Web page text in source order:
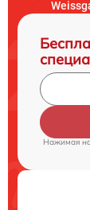
Нажимая